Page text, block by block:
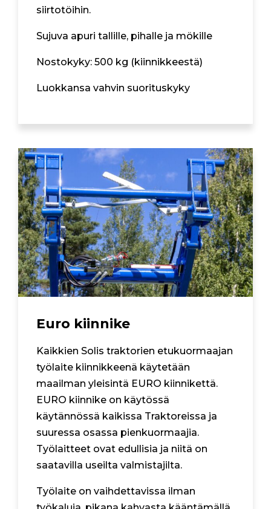
siirtotöihin.
Sujuva apuri tallille, pihalle ja mökille
Nostokyky: 500 kg (kiinnikkeestä)
Luokkansa vahvin suorituskyky
Euro kiinnike
Kaikkien Solis traktorien etukuormaajan
työlaite kiinnikkeenä käytetään
maailman yleisintä EURO kiinnikettä.
EURO kiinnike on käytössä
käytännössä kaikissa Traktoreissa ja
suuressa osassa pienkuormaajia.
Työlaitteet ovat edullisia ja niitä on
saatavilla useilta valmistajilta.
Työlaite on vaihdettavissa ilman